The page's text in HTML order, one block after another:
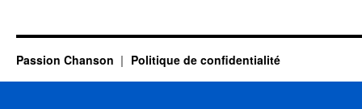
les
Belges »
c’est
Passion Chanson Politique de confidentialité